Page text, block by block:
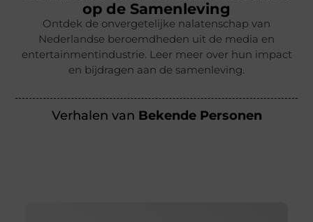
op de Samenleving
Ontdek de onvergetelijke nalatenschap van
Nederlandse beroemdheden uit de media en
entertainmentindustrie. Leer meer over hun impact
en bijdragen aan de samenleving.
Verhalen van Bekende Personen